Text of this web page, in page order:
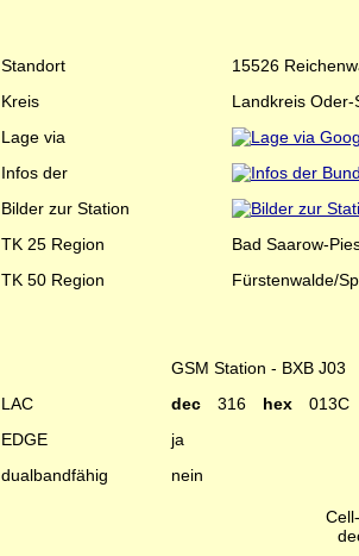
Standort
15526
Kreis
Landkreis Oder-
Lage via
Infos der
Bilder zur Station
TK 25 Region
Bad Saarow-
TK 50 Region
Fürstenwalde/
GSM Station - BXB J03
LAC
dec 316 hex 013C
EDGE
ja
dualbandfähig
nein